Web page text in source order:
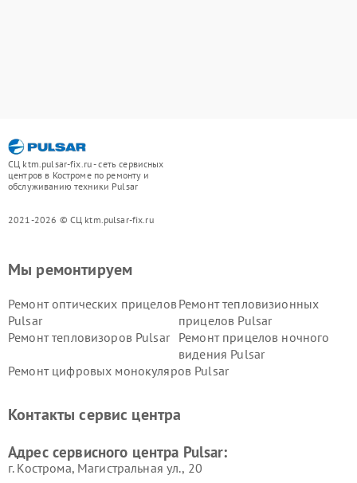
СЦ ktm.pulsar-fix.ru - сеть сервисных
центров в Костроме по ремонту и
обслуживанию техники Pulsar
2021-2026 © СЦ ktm.pulsar-fix.ru
Мы ремонтируем
Ремонт оптических прицелов
Pulsar
Ремонт тепловизионных
прицелов Pulsar
Ремонт тепловизоров Pulsar
Ремонт прицелов ночного
видения Pulsar
Ремонт цифровых монокуляров Pulsar
Контакты сервис центра
Адрес сервисного центра Pulsar:
г. Кострома, Магистральная ул., 20